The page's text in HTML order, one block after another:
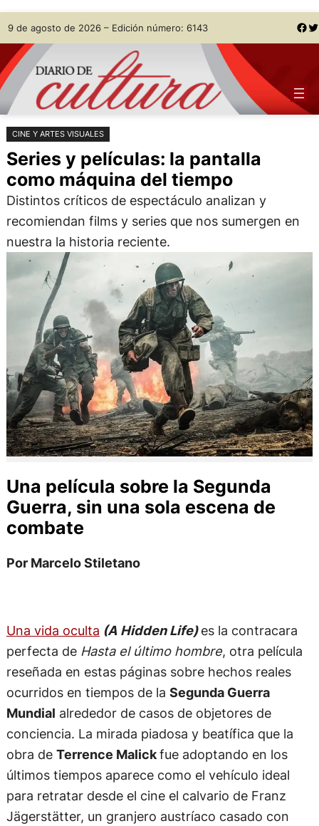
Saltar
al
contenido
Skip
to
content
9 de agosto de 2026 – Edición número: 6143 Facebook Twitter
CINE Y ARTES VISUALES
Series y películas: la pantalla
como máquina del tiempo
Distintos críticos de espectáculo analizan y
recomiendan films y series que nos sumergen en
nuestra la historia reciente.
Una película sobre la Segunda
Guerra, sin una sola escena de
combate
Por Marcelo Stiletano
Una vida oculta (A Hidden Life)es la contracara
perfecta de Hasta el último hombre, otra película
reseñada en estas páginas sobre hechos reales
ocurridos en tiempos de la Segunda Guerra
Mundial alrededor de casos de objetores de
conciencia. La mirada piadosa y beatífica que la
obra de Terrence Malickfue adoptando en los
últimos tiempos aparece como el vehículo ideal
para retratar desde el cine el calvario de Franz
Jägerstätter, un granjero austríaco casado con